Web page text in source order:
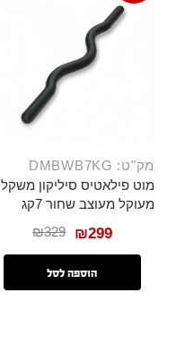
מק"ט: DMBWB7KG
מוט פילאטיס סיליקון משקל
מעוקל מעוצב שחור 7קג
₪329 ₪299
הוספה לסל